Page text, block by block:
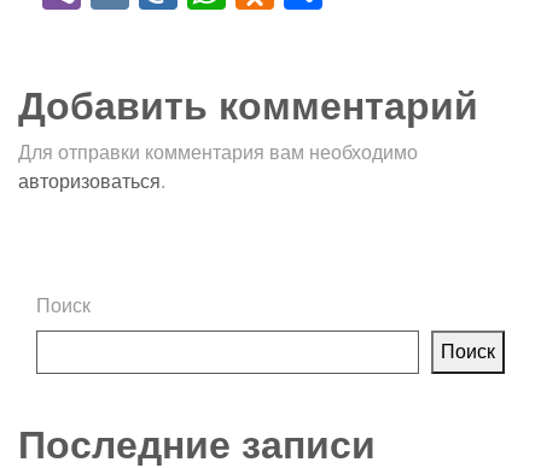
Добавить комментарий
Для отправки комментария вам необходимо
авторизоваться.
Поиск
Поиск
Последние записи